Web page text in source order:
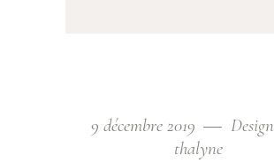
9 décembre 2019
Design
thalyne